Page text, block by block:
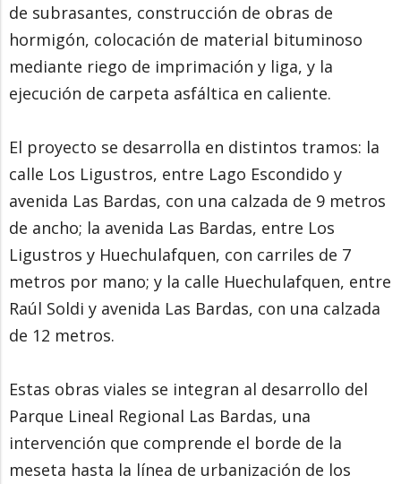
de subrasantes, construcción de obras de
hormigón, colocación de material bituminoso
mediante riego de imprimación y liga, y la
ejecución de carpeta asfáltica en caliente.
El proyecto se desarrolla en distintos tramos: la
calle Los Ligustros, entre Lago Escondido y
avenida Las Bardas, con una calzada de 9 metros
de ancho; la avenida Las Bardas, entre Los
Ligustros y Huechulafquen, con carriles de 7
metros por mano; y la calle Huechulafquen, entre
Raúl Soldi y avenida Las Bardas, con una calzada
de 12 metros.
Estas obras viales se integran al desarrollo del
Parque Lineal Regional Las Bardas, una
intervención que comprende el borde de la
meseta hasta la línea de urbanización de los